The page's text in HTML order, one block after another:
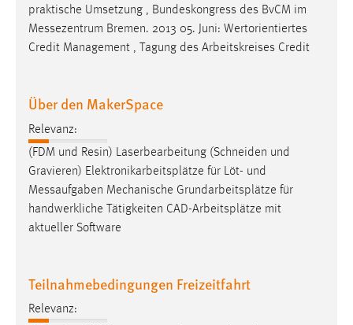
praktische Umsetzung , Bundeskongress des BvCM im
Messezentrum Bremen. 2013 05. Juni: Wertorientiertes
Credit Management , Tagung des Arbeitskreises Credit
Über den MakerSpace
Relevanz:
(FDM und Resin) Laserbearbeitung (Schneiden und
Gravieren) Elektronikarbeitsplätze für Löt- und
Messaufgaben Mechanische Grundarbeitsplätze für
handwerkliche Tätigkeiten CAD-Arbeitsplätze mit
aktueller Software
Teilnahmebedingungen Freizeitfahrt
Relevanz: